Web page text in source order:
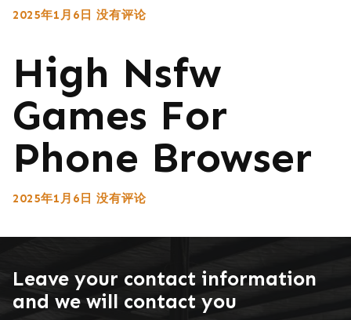
2025年1月6日 没有评论
High Nsfw
Games For
Phone Browser
2025年1月6日 没有评论
Leave your contact information
and we will contact you